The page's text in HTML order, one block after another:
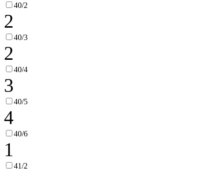
40/2
2
40/3
2
40/4
3
40/5
4
40/6
1
41/2